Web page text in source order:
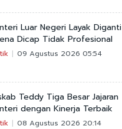
Luar Negeri Layak Diganti
Dicap Tidak Profesional
09 Agustus 2026 05:54
Teddy Tiga Besar Jajaran
dengan Kinerja Terbaik
08 Agustus 2026 20:14